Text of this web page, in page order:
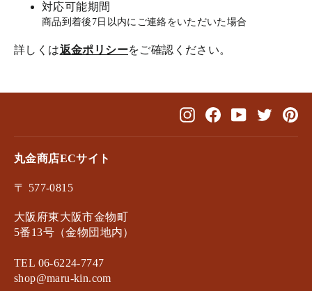
対応可能期間
商品到着後7日以内にご連絡をいただいた場合
詳しくは返金ポリシーをご確認ください。
InstagramFacebookYouTubeTwitter
丸金商店ECサイト
〒 577-0815
大阪府東大阪市金物町
5番13号（金物団地内）
TEL 06-6224-7747
shop@maru-kin.com